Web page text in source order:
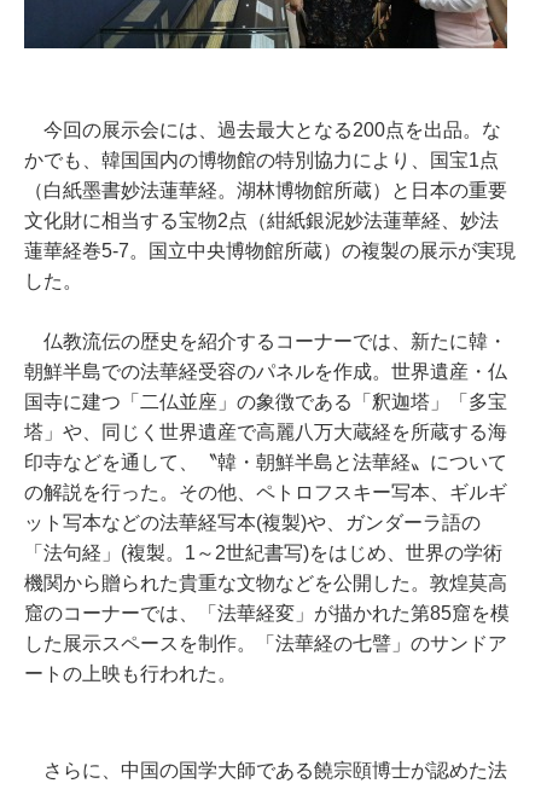
今回の展示会には、過去最大となる200点を出品。な
かでも、韓国国内の博物館の特別協力により、国宝1点
（白紙墨書妙法蓮華経。湖林博物館所蔵）と日本の重要
文化財に相当する宝物2点（紺紙銀泥妙法蓮華経、妙法
蓮華経巻5-7。国立中央博物館所蔵）の複製の展示が実現
した。
仏教流伝の歴史を紹介するコーナーでは、新たに韓・
朝鮮半島での法華経受容のパネルを作成。世界遺産・仏
国寺に建つ「二仏並座」の象徴である「釈迦塔」「多宝
塔」や、同じく世界遺産で高麗八万大蔵経を所蔵する海
印寺などを通して、〝韓・朝鮮半島と法華経〟について
の解説を行った。その他、ペトロフスキー写本、ギルギ
ット写本などの法華経写本(複製)や、ガンダーラ語の
「法句経」(複製。1～2世紀書写)をはじめ、世界の学術
機関から贈られた貴重な文物などを公開した。敦煌莫高
窟のコーナーでは、「法華経変」が描かれた第85窟を模
した展示スペースを制作。「法華経の七譬」のサンドア
ートの上映も行われた。
さらに、中国の国学大師である饒宗頤博士が認めた法